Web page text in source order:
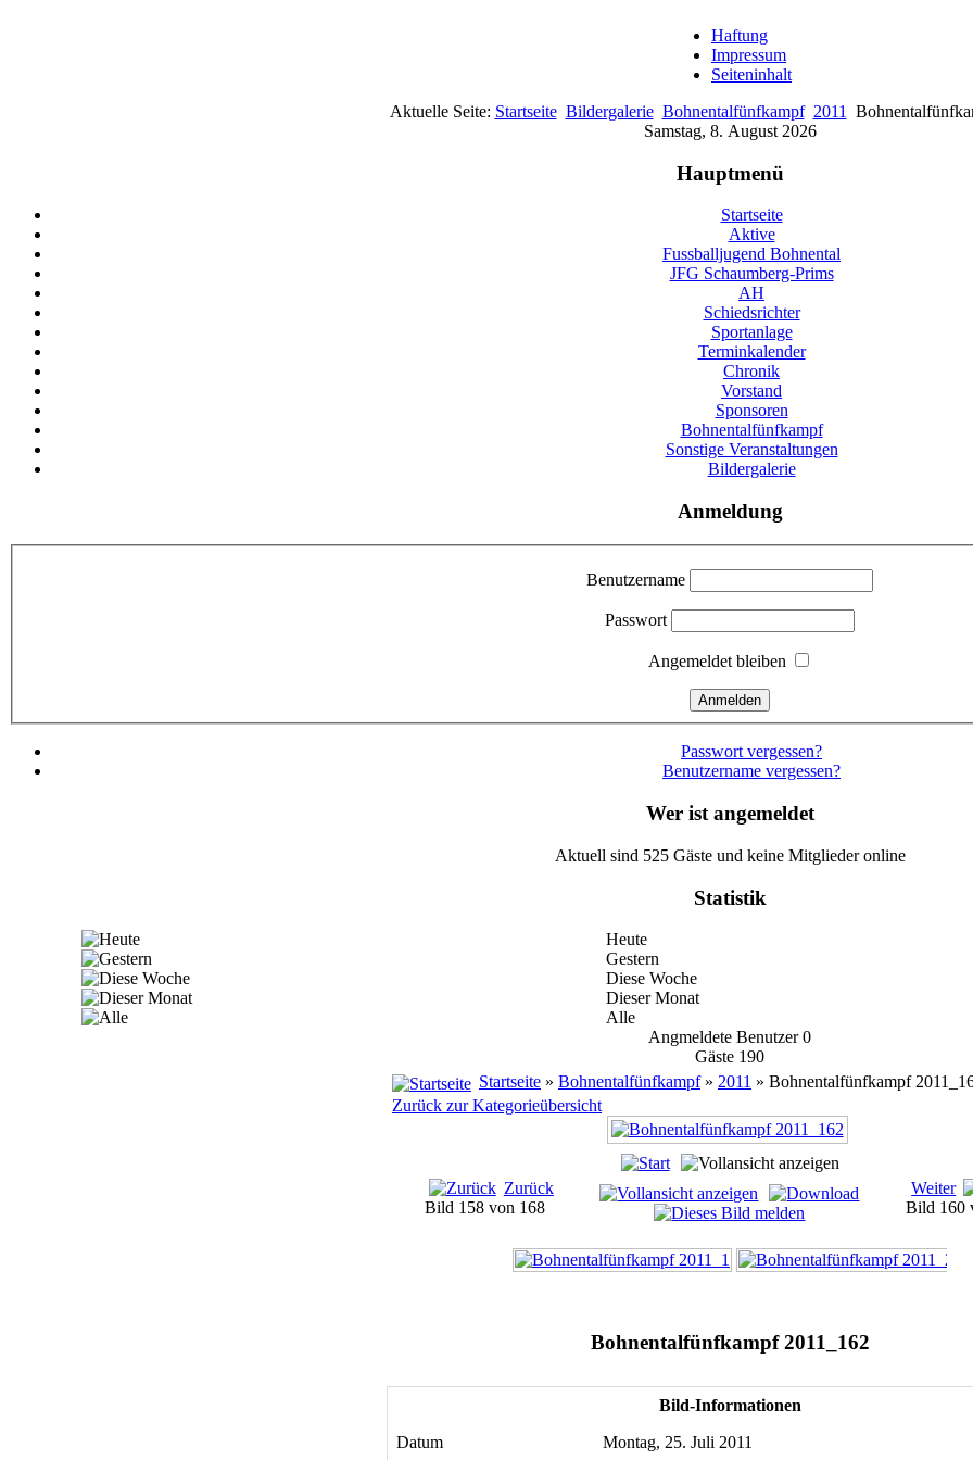
Haftung
Impressum
Seiteninhalt
Aktuelle Seite: Startseite Bildergalerie Bohnentalfünfkampf 2011
Samstag, 8. August 2026
Hauptmenü
Startseite
Aktive
Fussballjugend Bohnental
JFG Schaumberg-Prims
AH
Schiedsrichter
Sportanlage
Terminkalender
Chronik
Vorstand
Sponsoren
Bohnentalfünfkampf
Sonstige Veranstaltungen
Bildergalerie
Anmeldung
Benutzername
Passwort
Angemeldet bleiben
Passwort vergessen?
Benutzername vergessen?
Wer ist angemeldet
Aktuell sind 525 Gäste und keine Mitglieder online
Statistik
Heute
Gestern
Diese Woche
Dieser Monat
Alle
Angmeldete Benutzer 0
Gäste 190
Startseite » Bohnentalfünfkampf» 2011 » Bohnentalfünfkampf
Zurück zur Kategorieübersicht
Zurück
Bild 158 von 168
Weiter
Bild 160
Bohnentalfünfkampf 2011_162
Bild-Informationen
Datum Montag, 25. Juli 2011